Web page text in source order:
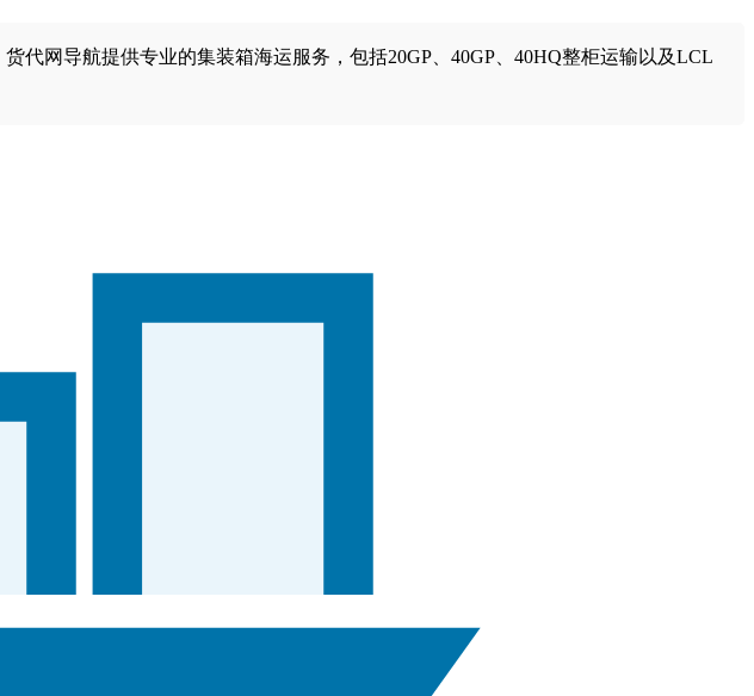
代网导航提供专业的集装箱海运服务，包括20GP、40GP、40HQ整柜运输以及LCL